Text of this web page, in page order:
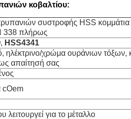
κοβαλτίου:
συστροφής HSS
338 πλήρως
HSS4341
ηλέκτρινο/χρώμα ουράνιων τόξων,
απαίτησή σας
cOem
λειτουργεί για το μέταλλο